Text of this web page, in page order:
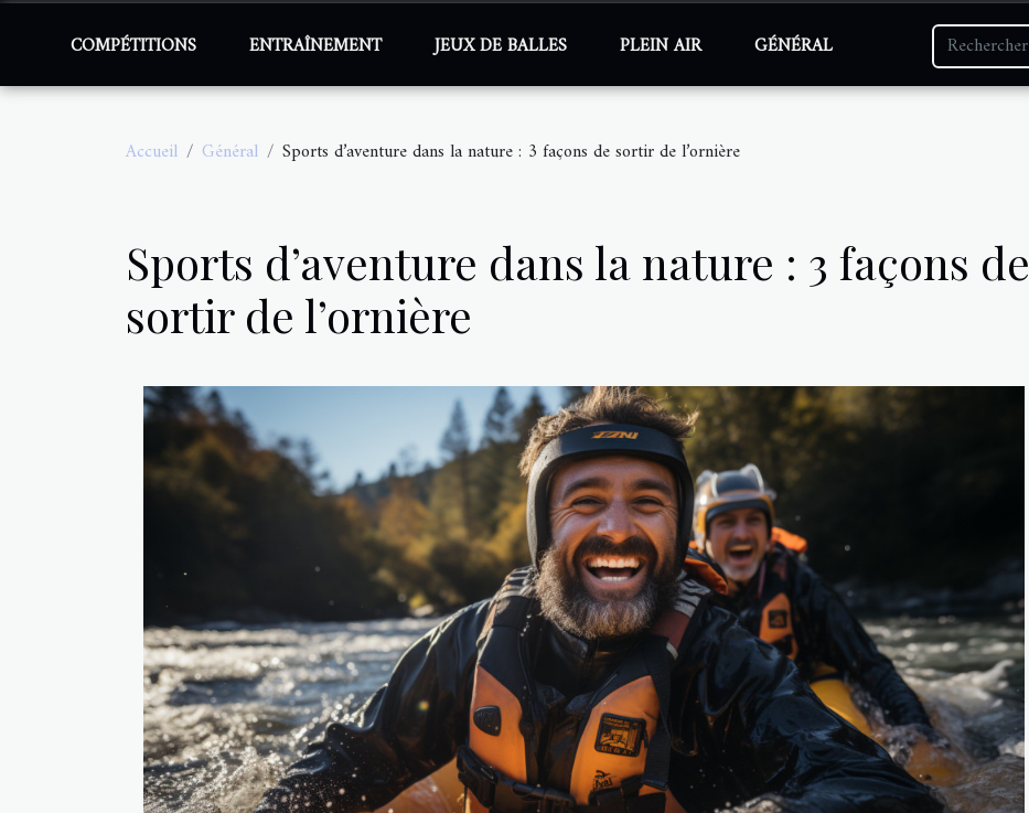
COMPÉTITIONS ENTRAÎNEMENT JEUX DE BALLES PLEIN AIR GÉNÉRAL
Accueil Général Sports d’aventure dans la nature : 3 façons de sortir de l’ornière
Sports d’aventure dans la nature : 3 façons de
sortir de l’ornière